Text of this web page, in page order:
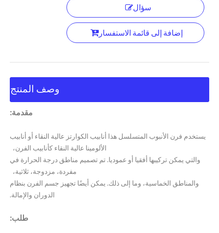
سؤال
إضافة إلى قائمة الاستفسار
وصف المنتج
مقدمة:
يستخدم فرن الأنبوب المتسلسل هذا أنابيب الكوارتز عالية النقاء أو أنابيب
الألومينا عالية النقاء كأنابيب الفرن،
والتي يمكن تركيبها أفقيا أو عموديا. تم تصميم مناطق درجة الحرارة في
مفردة، مزدوجة، ثلاثية،
والمناطق الخماسية، وما إلى ذلك. يمكن أيضًا تجهيز جسم الفرن بنظام
الدوران والإمالة.
طلب: